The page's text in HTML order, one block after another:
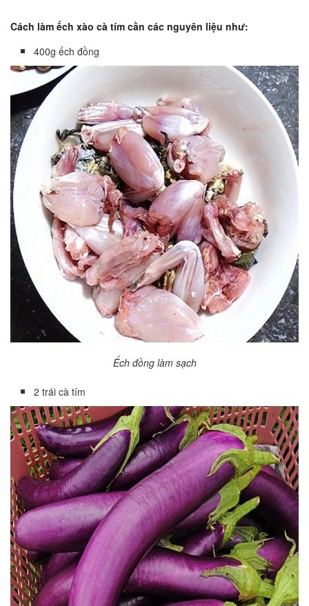
Cách làm ếch xào cà tím cần các nguyên liệu như:
400g ếch đồng
Ếch đồng làm sạch
2 trái cà tím